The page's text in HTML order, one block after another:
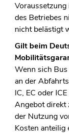
des Betriebes
nicht belästigt
Gilt beim
Wenn sich
an der
IC, EC oder
Angebot direkt
der Nutzung
Kosten anteilig